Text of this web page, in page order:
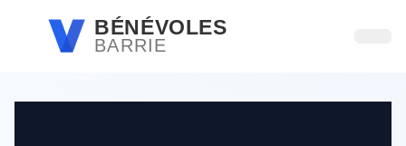
Passer au contenu principal
BÉNÉVOLES
BARRIE